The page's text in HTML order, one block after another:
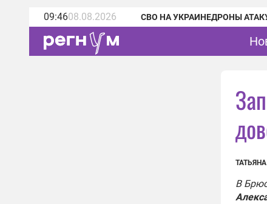
09:4608.08.2026 СВО НА УКРАИНЕДРОНЫ
В